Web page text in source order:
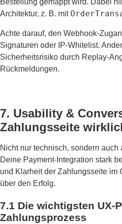
Bestellung gemappt wird. Dabei
Architektur, z. B. mit
Achte darauf, den Webhook-
Signaturen oder IP-Whitelist.
Sicherheitsrisiko durch Replay-
Rückmeldungen.
7. Usability &
Zahlungsseite
Nicht nur technisch, sondern auch
Deine Payment-Integration stark
und Klarheit der Zahlungsseite im
über den Erfolg.
7.1 Die wichtigsten UX-
Zahlungsprozess